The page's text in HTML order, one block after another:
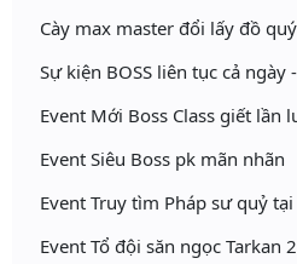
Cày max master đổi lấy đồ
Sự kiện BOSS liên tục cả
Event Mới Boss Class giết lần
Event Siêu Boss pk mãn nhãn
Event Truy tìm Pháp sư quỷ tại
Event Tổ đội săn ngọc Tarkan